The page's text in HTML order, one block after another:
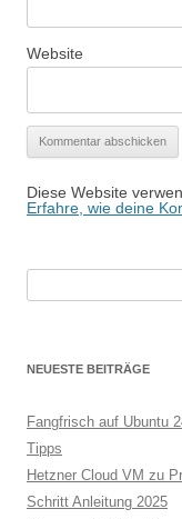
Website
Diese Website
Erfahre, wie deine
NEUESTE BEITRÄGE
Fangfrisch auf Ubuntu
Tipps
Hetzner Cloud VM zu
Schritt Anleitung 2025